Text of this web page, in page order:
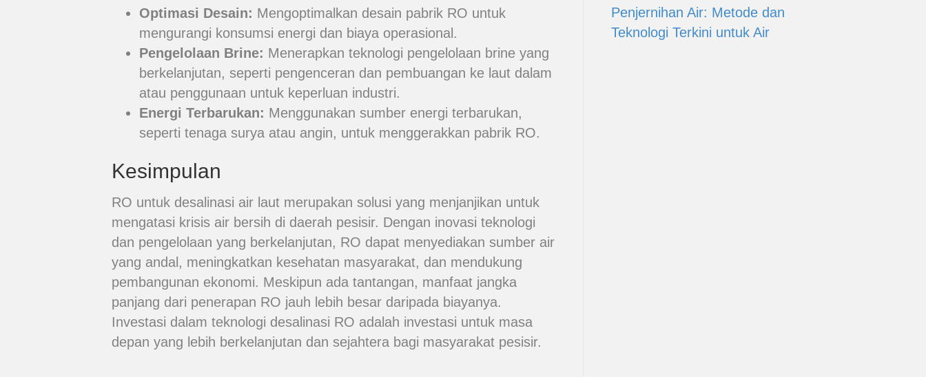
Optimasi Desain: Mengoptimalkan desain pabrik RO untuk
mengurangi konsumsi energi dan biaya operasional.
Pengelolaan Brine: Menerapkan teknologi pengelolaan brine yang
berkelanjutan, seperti pengenceran dan pembuangan ke laut dalam
atau penggunaan untuk keperluan industri.
Energi Terbarukan: Menggunakan sumber energi terbarukan,
seperti tenaga surya atau angin, untuk menggerakkan pabrik RO.
Kesimpulan
RO untuk desalinasi air laut merupakan solusi yang menjanjikan untuk
mengatasi krisis air bersih di daerah pesisir. Dengan inovasi teknologi
dan pengelolaan yang berkelanjutan, RO dapat menyediakan sumber air
yang andal, meningkatkan kesehatan masyarakat, dan mendukung
pembangunan ekonomi. Meskipun ada tantangan, manfaat jangka
panjang dari penerapan RO jauh lebih besar daripada biayanya.
Investasi dalam teknologi desalinasi RO adalah investasi untuk masa
depan yang lebih berkelanjutan dan sejahtera bagi masyarakat pesisir.
Penjernihan Air: Metode dan
Teknologi Terkini untuk Air